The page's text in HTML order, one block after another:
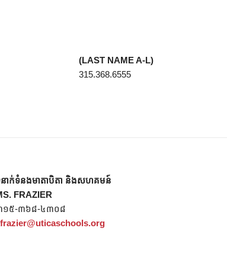
(LAST NAME A-L)
315.368.6555
ាក់ទំនងមាតាបិតា និងសហគមន៍
FRAZIER
១៥-៣៦៨-៤៣០៨